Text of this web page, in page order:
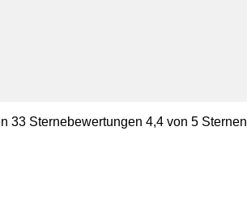
33 Sternebewertungen 4,4 von 5 Sternen